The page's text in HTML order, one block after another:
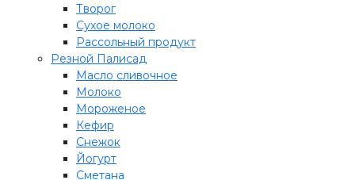
Творог
Сухое молоко
Рассольный продукт
Резной Палисад
Масло сливочное
Молоко
Мороженое
Кефир
Снежок
Йогурт
Сметана